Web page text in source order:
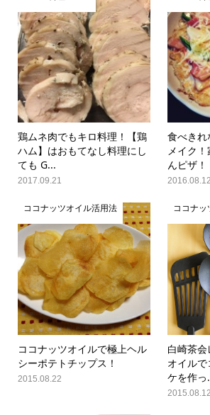
鶏ムネ肉でもキロ料理！【鶏
ハム】はおもてなし料理にし
ても G...
2017.09.21
食べきれ
メイク
んピザ！
2016.08.12
ココナッツオイル活用法
ココナッツオイルで極上ヘル
シーポテトチップス！
2015.08.22
ココナッ
白崎茶
オイル
ケを作っ
2015.08.12